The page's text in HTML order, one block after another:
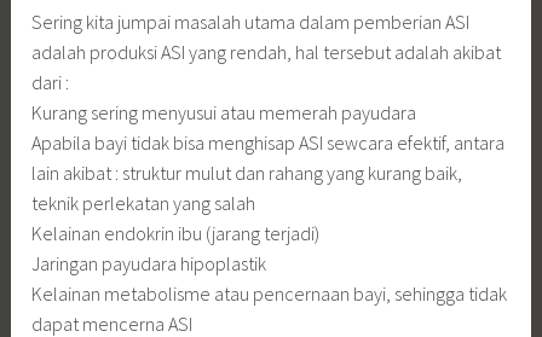
Sering kita jumpai masalah utama dalam pemberian ASI
adalah produksi ASI yang rendah, hal tersebut adalah akibat
dari :
Kurang sering menyusui atau memerah payudara
Apabila bayi tidak bisa menghisap ASI sewcara efektif, antara
lain akibat : struktur mulut dan rahang yang kurang baik,
teknik perlekatan yang salah
Kelainan endokrin ibu (jarang terjadi)
Jaringan payudara hipoplastik
Kelainan metabolisme atau pencernaan bayi, sehingga tidak
dapat mencerna ASI